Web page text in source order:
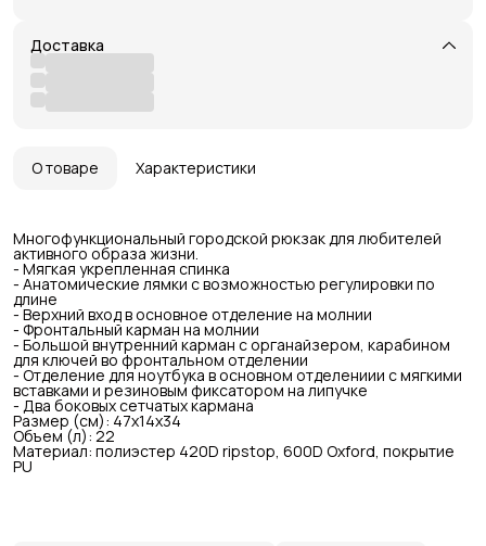
Доставка
О товаре Характеристики
Многофункциональный городской рюкзак для любителей
активного образа жизни.
- Мягкая укрепленная спинка
- Анатомические лямки с возможностью регулировки по
длине
- Верхний вход в основное отделение на молнии
- Фронтальный карман на молнии
- Большой внутренний карман с органайзером, карабином
для ключей во фронтальном отделении
- Отделение для ноутбука в основном отделениии с мягкими
вставками и резиновым фиксатором на липучке
- Два боковых сетчатых кармана
Размер (см): 47x14x34
Объем (л): 22
Материал: полиэстер 420D ripstop, 600D Oxford, покрытие
PU